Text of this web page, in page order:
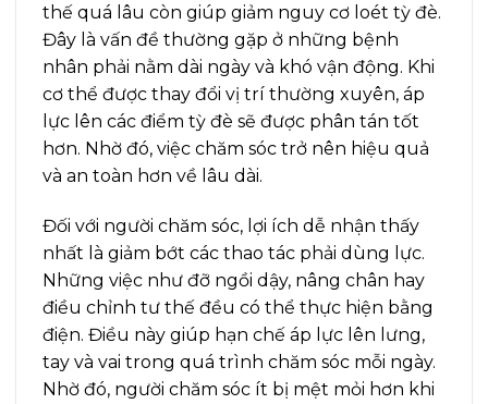
thế quá lâu còn giúp giảm nguy cơ loét tỳ đè.
Đây là vấn đề thường gặp ở những bệnh
nhân phải nằm dài ngày và khó vận động. Khi
cơ thể được thay đổi vị trí thường xuyên, áp
lực lên các điểm tỳ đè sẽ được phân tán tốt
hơn. Nhờ đó, việc chăm sóc trở nên hiệu quả
và an toàn hơn về lâu dài.
Đối với người chăm sóc, lợi ích dễ nhận thấy
nhất là giảm bớt các thao tác phải dùng lực.
Những việc như đỡ ngồi dậy, nâng chân hay
điều chỉnh tư thế đều có thể thực hiện bằng
điện. Điều này giúp hạn chế áp lực lên lưng,
tay và vai trong quá trình chăm sóc mỗi ngày.
Nhờ đó, người chăm sóc ít bị mệt mỏi hơn khi